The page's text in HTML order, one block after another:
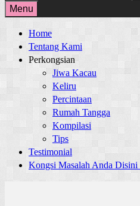
for:
Menu
Home
Tentang Kami
Perkongsian
Jiwa Kacau
Keliru
Percintaan
Rumah Tangga
Kompilasi
Tips
Testimonial
Kongsi Masalah Anda Disini